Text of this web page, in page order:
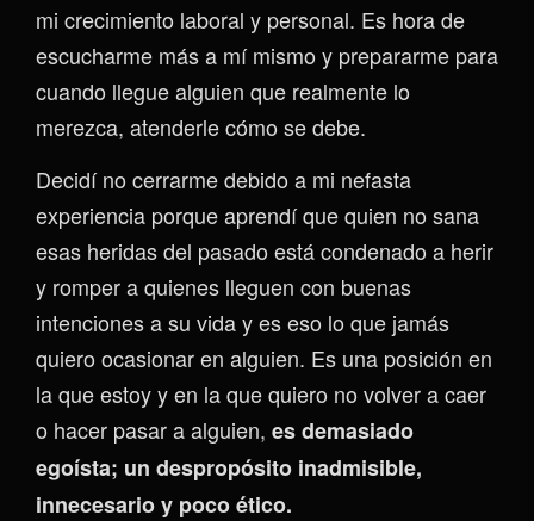
mi crecimiento laboral y personal. Es hora de
escucharme más a mí mismo y prepararme para
cuando llegue alguien que realmente lo
merezca, atenderle cómo se debe.
Decidí no cerrarme debido a mi nefasta
experiencia porque aprendí que quien no sana
esas heridas del pasado está condenado a herir
y romper a quienes lleguen con buenas
intenciones a su vida y es eso lo que jamás
quiero ocasionar en alguien. Es una posición en
la que estoy y en la que quiero no volver a caer
o hacer pasar a alguien, es demasiado
egoísta; un despropósito inadmisible,
innecesario y poco ético.